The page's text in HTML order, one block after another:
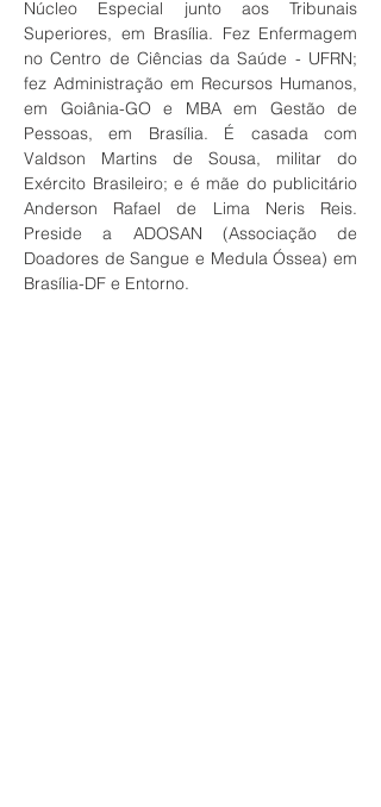
Núcleo Especial junto aos Tribunais
Superiores, em Brasília. Fez Enfermagem
no Centro de Ciências da Saúde - UFRN;
fez Administração em Recursos Humanos,
em Goiânia-GO e MBA em Gestão de
Pessoas, em Brasília. É casada com
Valdson Martins de Sousa, militar do
Exército Brasileiro; e é mãe do publicitário
Anderson Rafael de Lima Neris Reis.
Preside a ADOSAN (Associação de
Doadores de Sangue e Medula Óssea) em
Brasília-DF e Entorno.